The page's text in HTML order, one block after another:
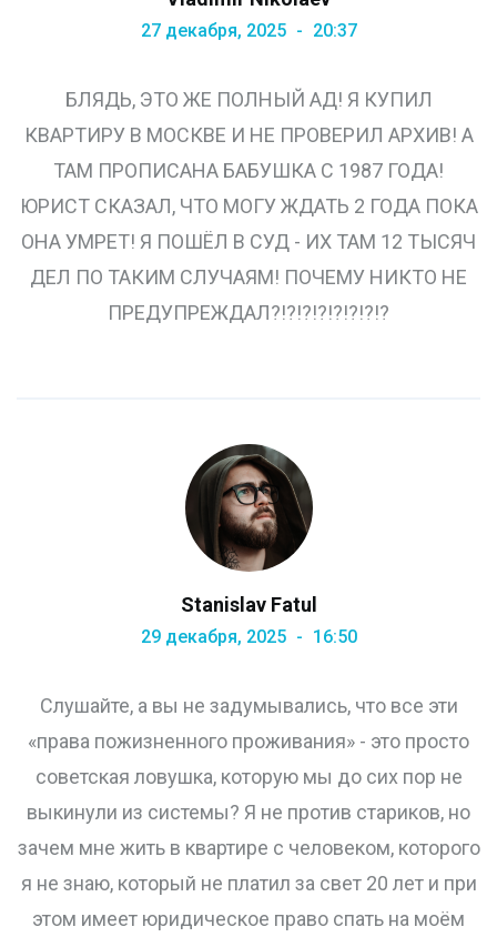
27 декабря, 2025 20:37
БЛЯДЬ, ЭТО ЖЕ ПОЛНЫЙ АД! Я КУПИЛ
КВАРТИРУ В МОСКВЕ И НЕ ПРОВЕРИЛ АРХИВ! А
ТАМ ПРОПИСАНА БАБУШКА С 1987 ГОДА!
ЮРИСТ СКАЗАЛ, ЧТО МОГУ ЖДАТЬ 2 ГОДА ПОКА
ОНА УМРЕТ! Я ПОШЁЛ В СУД - ИХ ТАМ 12 ТЫСЯЧ
ДЕЛ ПО ТАКИМ СЛУЧАЯМ! ПОЧЕМУ НИКТО НЕ
ПРЕДУПРЕЖДАЛ?!?!?!?!?!?!?!?
Stanislav Fatul
29 декабря, 2025 16:50
Слушайте, а вы не задумывались, что все эти
«права пожизненного проживания» - это просто
советская ловушка, которую мы до сих пор не
выкинули из системы? Я не против стариков, но
зачем мне жить в квартире с человеком, которого
я не знаю, который не платил за свет 20 лет и при
этом имеет юридическое право спать на моём